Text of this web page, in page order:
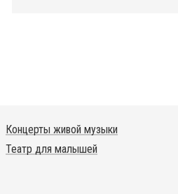
Концерты живой музыки
Театр для малышей